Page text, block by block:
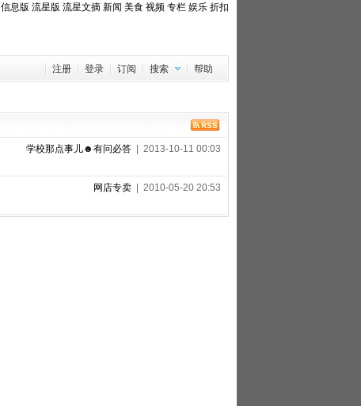
信息版 流星版 流星文摘 新闻 美食 视频 专栏 娱乐 折扣
注册 登录 订阅 搜索 帮助
学校那点事儿☻有问必答| 2013-10-11 00:03
网店专卖| 2010-05-20 20:53